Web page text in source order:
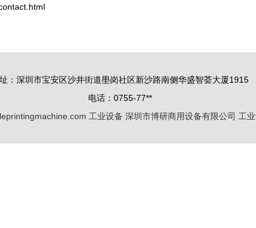
：深圳市宝安区沙井街道壆岗社区新沙路南侧华盛智荟大厦1915
电话：0755-77**
工业设备 深圳市博研商用设备有限公司 工